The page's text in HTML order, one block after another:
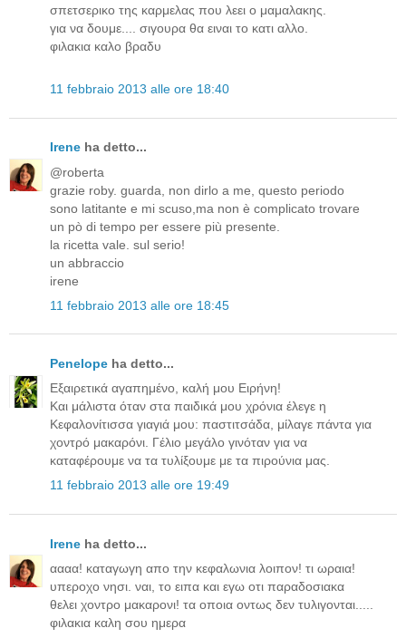
σπετσερικο της καρμελας που λεει ο μαμαλακης.
για να δουμε.... σιγουρα θα ειναι το κατι αλλο.
φιλακια καλο βραδυ
11 febbraio 2013 alle ore 18:40
Irene ha detto...
@roberta
grazie roby. guarda, non dirlo a me, questo periodo
sono latitante e mi scuso,ma non è complicato trovare
un pò di tempo per essere più presente.
la ricetta vale. sul serio!
un abbraccio
irene
11 febbraio 2013 alle ore 18:45
Penelope ha detto...
Εξαιρετικά αγαπημένο, καλή μου Ειρήνη!
Και μάλιστα όταν στα παιδικά μου χρόνια έλεγε η
Κεφαλoνίτισσα γιαγιά μου: παστιτσάδα, μίλαγε πάντα για
χοντρό μακαρόνι. Γέλιο μεγάλο γινόταν για να
καταφέρουμε να τα τυλίξουμε με τα πιρούνια μας.
11 febbraio 2013 alle ore 19:49
Irene ha detto...
αααα! καταγωγη απο την κεφαλωνια λοιπον! τι ωραια!
υπεροχο νησι. ναι, το ειπα και εγω οτι παραδοσιακα
θελει χοντρο μακαρονι! τα οποια οντως δεν τυλιγονται.....
φιλακια καλη σου ημερα